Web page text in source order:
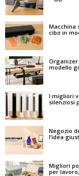
Macchina
cibo in
Organizer
modello
I migliori
silenziosi
Negozio
l’idea
Migliori
per